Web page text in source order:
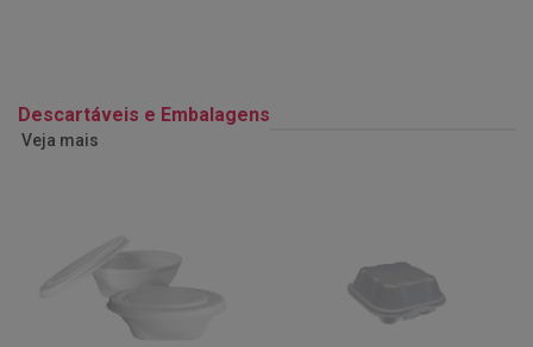
Descartáveis e Embalagens
Veja mais